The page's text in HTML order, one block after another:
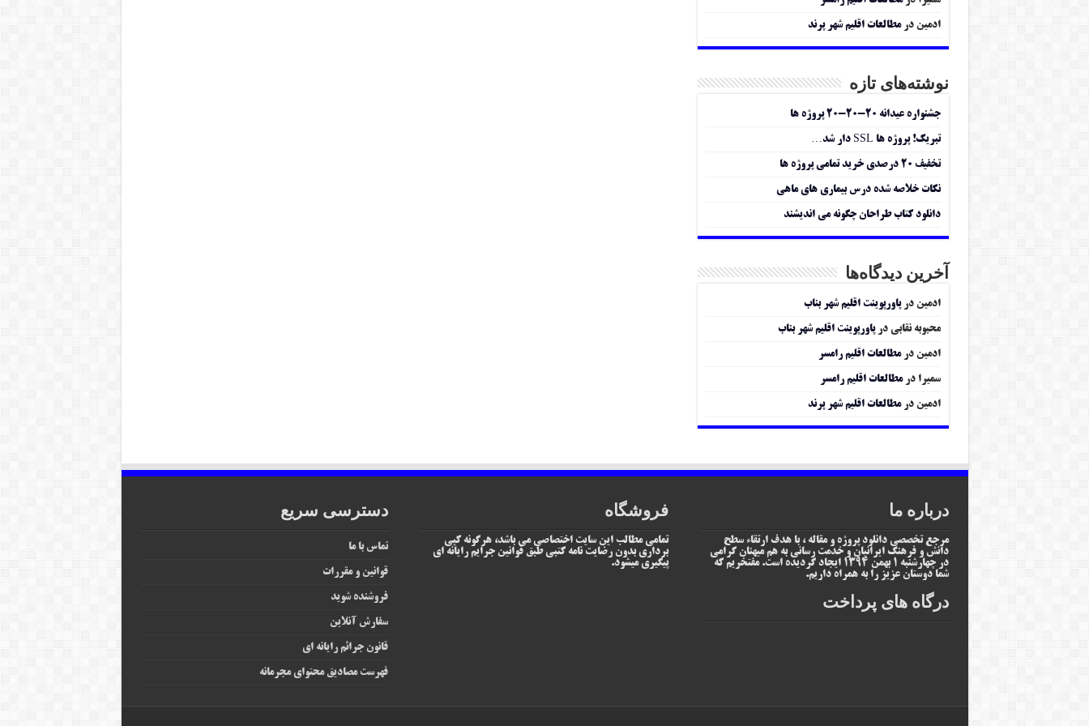
ادمین درمطالعات اقلیم شهر پرند
نوشته‌های تازه
جشنواره عیدانه ۲۰-۲۰-۲۰ پروژه ها
تبریک! پروژه ها SSL دار شد…
تخفیف ۲۰ درصدی خرید تمامی پروژه ها
نکات خلاصه شده درس بیماری های ماهی
دانلود کتاب طراحان چگونه می اندیشند
آخرین دیدگاه‌ها
ادمین درپاورپوینت اقلیم شهر بناب
محبوبه نقابی درپاورپوینت اقلیم شهر بناب
ادمین درمطالعات اقلیم رامسر
سمیرا درمطالعات اقلیم رامسر
ادمین درمطالعات اقلیم شهر پرند
درباره ما
مرجع تخصصی دانلود پروژه و مقاله ، با هدف ارتقاء سطح
دانش و فرهنگ ایرانیان و خدمت رسانی به هم میهنان گرامی
در چهارشنبه 1 بهمن 1394 ایجاد گردیده است. مفتخریم که
شما دوستان عزیز را به همراه داریم.
درگاه های پرداخت
فروشگاه
تمامی مطالب این سایت اختصاصی می باشد، هرگونه کپی
برداری بدون رضایت نامه کتبی طبق قوانین جرایم رایانه ای
پیگیری میشود.
دسترسی سریع
تماس با ما
قوانین و مقررات
فروشنده شوید
سفارش آنلاین
قانون جرائم رایانه‌ ای
فهرست مصادیق محتوای مجرمانه